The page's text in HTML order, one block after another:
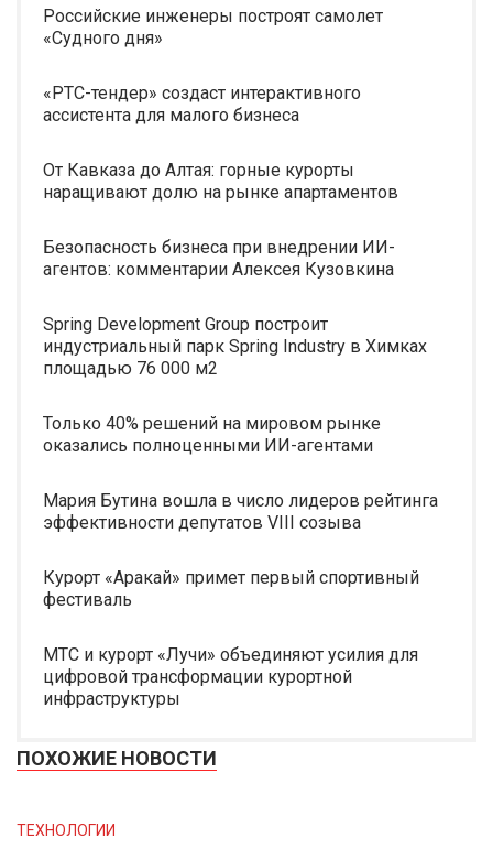
Российские инженеры построят самолет
«Судного дня»
«РТС-тендер» создаст интерактивного
ассистента для малого бизнеса
От Кавказа до Алтая: горные курорты
наращивают долю на рынке апартаментов
Безопасность бизнеса при внедрении ИИ-
агентов: комментарии Алексея Кузовкина
Spring Development Group построит
индустриальный парк Spring Industry в Химках
площадью 76 000 м2
Только 40% решений на мировом рынке
оказались полноценными ИИ-агентами
Мария Бутина вошла в число лидеров рейтинга
эффективности депутатов VIII созыва
Курорт «Аракай» примет первый спортивный
фестиваль
МТС и курорт «Лучи» объединяют усилия для
цифровой трансформации курортной
инфраструктуры
ПОХОЖИЕ НОВОСТИ
ТЕХНОЛОГИИ